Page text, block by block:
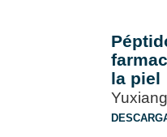
la piel